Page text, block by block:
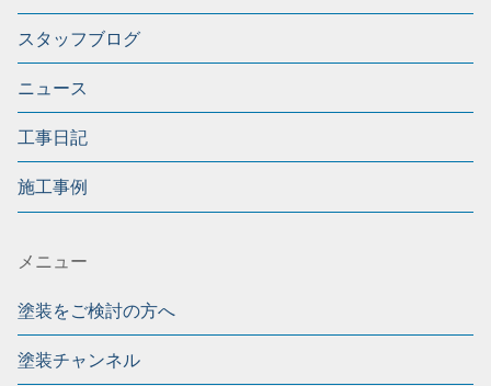
スタッフブログ
ニュース
工事日記
施工事例
メニュー
塗装をご検討の方へ
塗装チャンネル